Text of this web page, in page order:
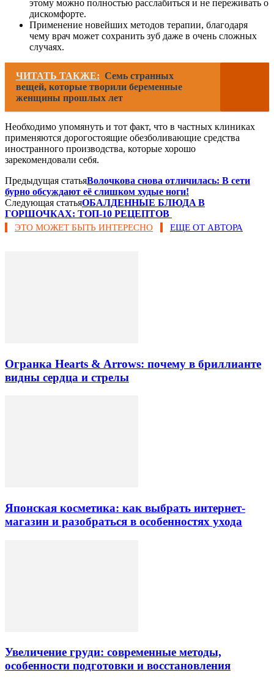
этому можно полностью расслабиться и не переживать о
дискомфорте.
Применение новейших методов терапии, благодаря
чему врач может сохранить зуб даже в очень сложных
случаях.
ЧИТАТЬ ТАКЖЕ: Семь странных
вещей, которые творили беременные
женщины прошлых лет
Необходимо упомянуть и тот факт, что в частных клиниках
применяются дорогостоящие обезболивающие средства
иностранного производства, которые хорошо
зарекомендовали себя.
Предыдущая статьяВолочкова снова отличилась: В сети
бурно обсуждают её слишком худые ноги!
Следующая статьяOБAЛДEННЫЕ БЛЮДA B
ГОPШOЧКAX: ТOП-10 РЕЦЕПTOВ
ЭТО МОЖЕТ БЫТЬ ИНТЕРЕСНО ЕЩЕ ОТ АВТОРА
Огранка Hearts & Arrows: почему в бриллианте
видны сердца и стрелы
Японская косметика: как выбрать интернет-
магазин и разобраться в особенностях ухода
Увеличение груди: современные методы,
особенности подготовки и восстановления